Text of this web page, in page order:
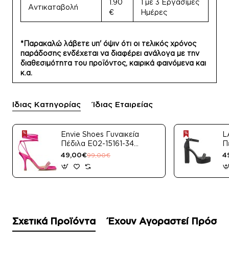
Αντικαταβολή
1.90
€
1 με 3 Εργάσιμες
Ημέρες
*Παρακαλώ λάβετε υπ' όψιν ότι οι τελικός χρόνος
παράδοσης ενδέχεται να διαφέρει ανάλογα με την
διαθεσιμότητα του προϊόντος, καιρικά φαινόμενα και
κ.α.
Ίδιας Κατηγορίας Ίδιας Εταιρείας
Envie Shoes Γυναικεία
Πέδιλα E02-15161-34
Μαύρο Satin
49,00€99,00€
Σχετικά Προϊόντα Έχουν Αγοραστεί